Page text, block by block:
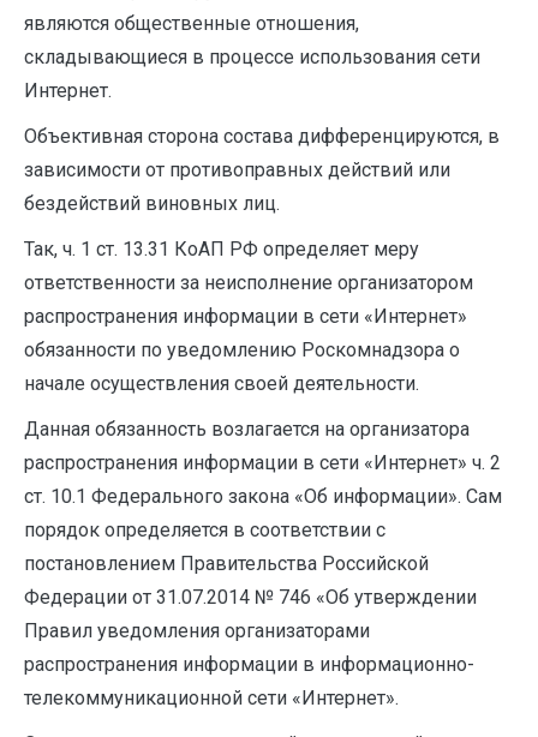
являются общественные отношения,
складывающиеся в процессе использования сети
Интернет.
Объективная сторона состава дифференцируются, в
зависимости от противоправных действий или
бездействий виновных лиц.
Так, ч. 1 ст. 13.31 КоАП РФ определяет меру
ответственности за неисполнение организатором
распространения информации в сети «Интернет»
обязанности по уведомлению Роскомнадзора о
начале осуществления своей деятельности.
Данная обязанность возлагается на организатора
распространения информации в сети «Интернет» ч. 2
ст. 10.1 Федерального закона «Об информации». Сам
порядок определяется в соответствии с
постановлением Правительства Российской
Федерации от 31.07.2014 № 746 «Об утверждении
Правил уведомления организаторами
распространения информации в информационно-
телекоммуникационной сети «Интернет».